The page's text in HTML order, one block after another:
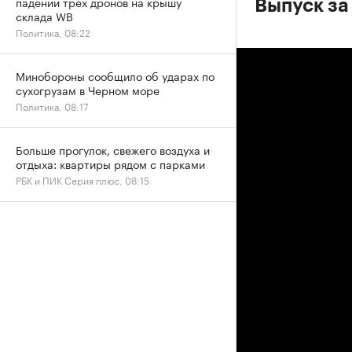
Выпуск
склада WB
Политика, 08:22
Минобороны сообщило об ударах по
сухогрузам в Черном море
Политика, 08:17
Больше прогулок, свежего воздуха и
отдыха: квартиры рядом с парками
РБК и ПИК Серия плюс, 08:15